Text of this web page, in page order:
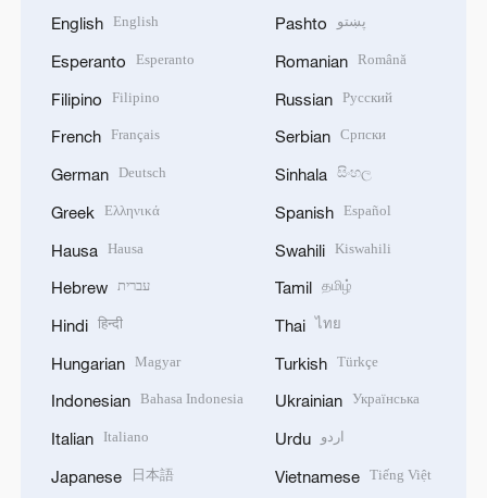
English English
Esperanto Esperanto
Filipino Filipino
French Français
German Deutsch
Greek Ελληνικά
Hausa Hausa
Hebrew עברית
Hindi हिन्दी
Hungarian Magyar
Indonesian Bahasa Indonesia
Italian Italiano
Japanese 日本語
Pashto پښتو
Romanian Română
Russian Русский
Serbian Српски
Sinhala සිංහල
Spanish Español
Swahili Kiswahili
Tamil தமிழ்
Thai ไทย
Turkish Türkçe
Ukrainian Українська
Urdu اردو
Vietnamese Tiếng Việt